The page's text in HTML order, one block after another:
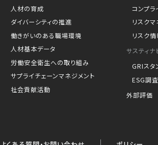
人材の育成
ダイバーシティの推進
働きがいのある職場環境
人材基本データ
労働安全衛生への取り組み
サプライチェーンマネジメント
社会貢献活動
コンプラ
リスク
リスク
サスティナ
GRIスタ
ESG調
外部評価